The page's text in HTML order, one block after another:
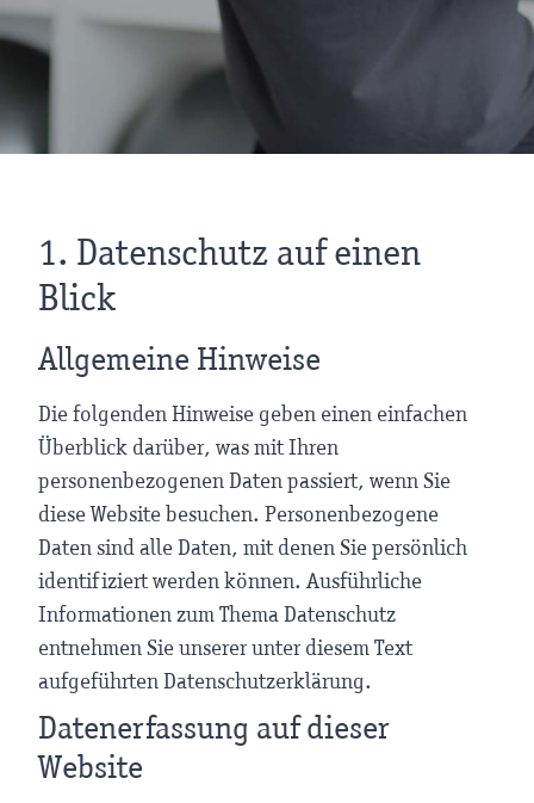
1. Datenschutz auf einen
Blick
Allgemeine Hinweise
Die folgenden Hinweise geben einen einfachen
Überblick darüber, was mit Ihren
personenbezogenen Daten passiert, wenn Sie
diese Website besuchen. Personenbezogene
Daten sind alle Daten, mit denen Sie persönlich
identifiziert werden können. Ausführliche
Informationen zum Thema Datenschutz
entnehmen Sie unserer unter diesem Text
aufgeführten Datenschutzerklärung.
Datenerfassung auf dieser
Website